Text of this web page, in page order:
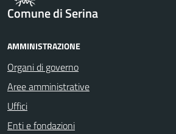
Comune di Serina
AMMINISTRAZIONE
Organi di governo
Aree amministrative
Uffici
Enti e fondazioni